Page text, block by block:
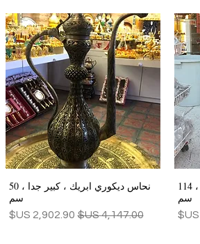
نحاس تركي كبير جدا ابريك ، 114
سم
العرض السريع
نحاس ديكوري ابريك ، كبير جدا ، 50
سم
سعر عادي‏4,147.00 US$ سعر البيع